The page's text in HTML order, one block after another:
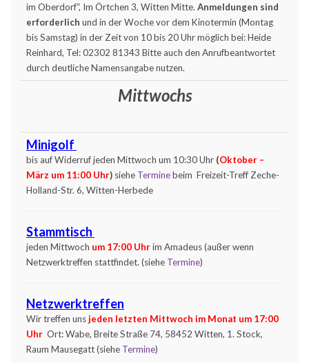
im Oberdorf“, Im Örtchen 3, Witten Mitte. Anmeldungen sind
erforderlich und in der Woche vor dem Kinotermin (Montag
bis Samstag) in der Zeit von 10 bis 20 Uhr möglich bei: Heide
Reinhard, Tel: 02302 81343 Bitte auch den Anrufbeantwortet
durch deutliche Namensangabe nutzen.
Mittwochs
Minigolf
bis auf Widerruf jeden Mittwoch um 10:30 Uhr (Oktober –
März um 11:00 Uhr) siehe Terminebeim Freizeit-Treff Zeche-
Holland-Str. 6, Witten-Herbede
Stammtisch
jeden Mittwoch um 17:00 Uhrim Amadeus (außer wenn
Netzwerktreffen stattfindet. (siehe Termine)
Netzwerktreffen
Wir treffen unsjeden letzten Mittwoch im Monat um 17:00
Uhr Ort: Wabe, Breite Straße 74, 58452 Witten, 1. Stock,
Raum Mausegatt (siehe Termine)